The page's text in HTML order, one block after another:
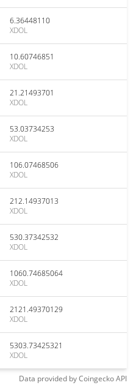
6.36448110
XDOL
10.60746851
XDOL
21.21493701
XDOL
53.03734253
XDOL
106.07468506
XDOL
212.14937013
XDOL
530.37342532
XDOL
1060.74685064
XDOL
2121.49370129
XDOL
5303.73425321
XDOL
Data provided byCoingeckoAPI